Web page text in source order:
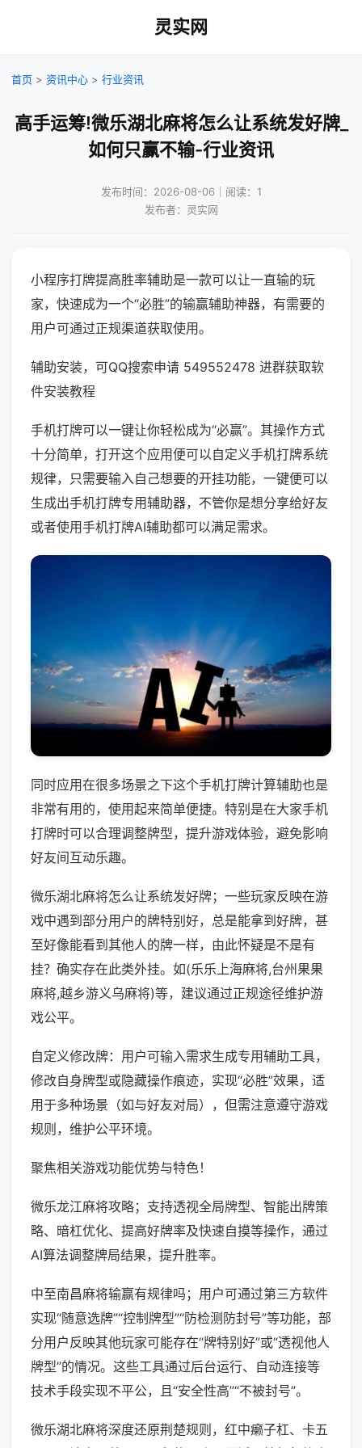
灵实网
首页 > 资讯中心 > 行业资讯
高手运筹!微乐湖北麻将怎么让系统发好牌_
如何只赢不输-行业资讯
发布时间：2026-08-06｜阅读：1
发布者：灵实网
小程序打牌提高胜率辅助是一款可以让一直输的玩
家，快速成为一个“必胜”的输赢辅助神器，有需要的
用户可通过正规渠道获取使用。
辅助安装，可QQ搜索申请 549552478 进群获取软
件安装教程
手机打牌可以一键让你轻松成为“必赢”。其操作方式
十分简单，打开这个应用便可以自定义手机打牌系统
规律，只需要输入自己想要的开挂功能，一键便可以
生成出手机打牌专用辅助器，不管你是想分享给好友
或者使用手机打牌AI辅助都可以满足需求。
同时应用在很多场景之下这个手机打牌计算辅助也是
非常有用的，使用起来简单便捷。特别是在大家手机
打牌时可以合理调整牌型，提升游戏体验，避免影响
好友间互动乐趣。
微乐湖北麻将怎么让系统发好牌；一些玩家反映在游
戏中遇到部分用户的牌特别好，总是能拿到好牌，甚
至好像能看到其他人的牌一样，由此怀疑是不是有
挂？确实存在此类外挂。如(乐乐上海麻将,台州果果
麻将,越乡游义乌麻将)等，建议通过正规途径维护游
戏公平。
自定义修改牌：用户可输入需求生成专用辅助工具，
修改自身牌型或隐藏操作痕迹，实现“必胜”效果，适
用于多种场景（如与好友对局），但需注意遵守游戏
规则，维护公平环境。
聚焦相关游戏功能优势与特色！
微乐龙江麻将攻略；支持透视全局牌型、智能出牌策
略、暗杠优化、提高好牌率及快速自摸等操作，通过
AI算法调整牌局结果，提升胜率。
中至南昌麻将输赢有规律吗；用户可通过第三方软件
实现“随意选牌”“控制牌型”“防检测防封号”等功能，部
分用户反映其他玩家可能存在“牌特别好”或“透视他人
牌型”的情况。这些工具通过后台运行、自动连接等
技术手段实现不平公，且“安全性高”“不被封号”。
微乐湖北麻将深度还原荆楚规则，红中癞子杠、卡五